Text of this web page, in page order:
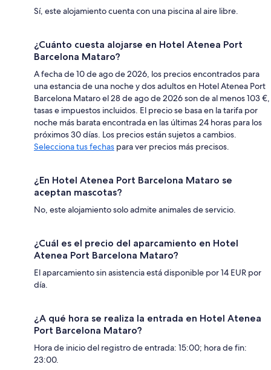
Sí, este alojamiento cuenta con una piscina al aire libre.
¿Cuánto cuesta alojarse en Hotel Atenea Port
Barcelona Mataro?
A fecha de 10 de ago de 2026, los precios encontrados para
una estancia de una noche y dos adultos en Hotel Atenea Port
Barcelona Mataro el 28 de ago de 2026 son de al menos 103 €,
tasas e impuestos incluidos. El precio se basa en la tarifa por
noche más barata encontrada en las últimas 24 horas para los
próximos 30 días. Los precios están sujetos a cambios.
Selecciona tus fechas para ver precios más precisos.
¿En Hotel Atenea Port Barcelona Mataro se
aceptan mascotas?
No, este alojamiento solo admite animales de servicio.
¿Cuál es el precio del aparcamiento en Hotel
Atenea Port Barcelona Mataro?
El aparcamiento sin asistencia está disponible por 14 EUR por
día.
¿A qué hora se realiza la entrada en Hotel Atenea
Port Barcelona Mataro?
Hora de inicio del registro de entrada: 15:00; hora de fin:
23:00.